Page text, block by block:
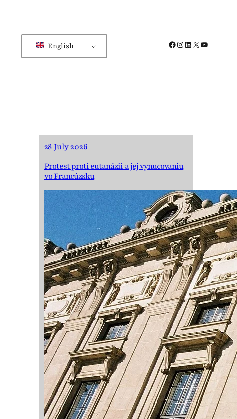
English Facebook
Instagram
LinkedIn
X YouTube
28 July 2026
Protest proti eutanázii a jej vynucovaniu
vo Francúzsku